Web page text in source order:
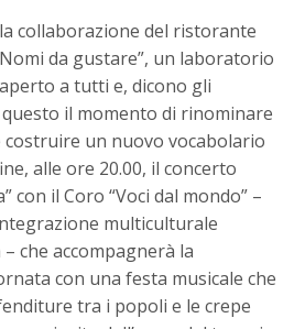
collaborazione del ristorante
da gustare”, un laboratorio
a tutti e, dicono gli
il momento di rinominare
costruire un nuovo vocabolario
alle ore 20.00, il concerto
con il Coro “Voci dal mondo” –
multiculturale
che accompagnerà la
con una festa musicale che
tra i popoli e le crepe